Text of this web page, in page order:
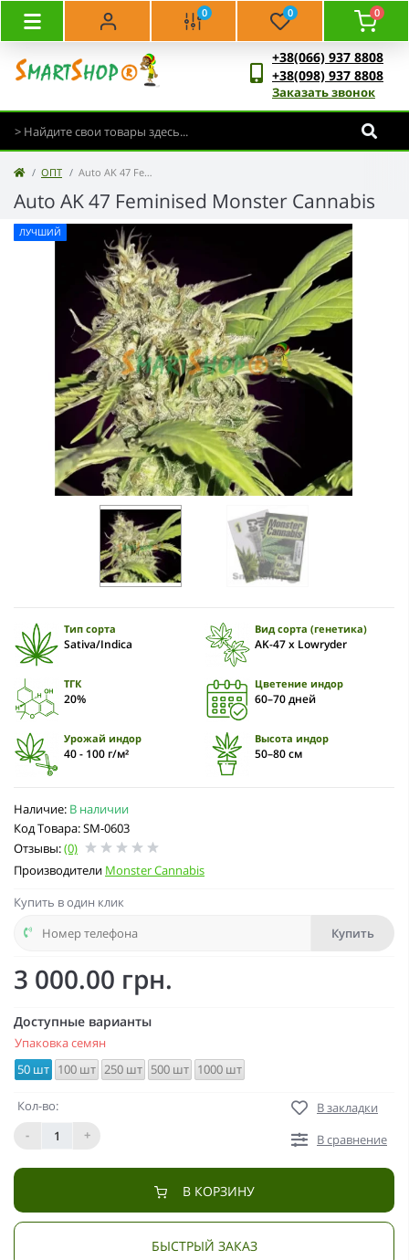
0 0 0
+38(066) 937 8808
+38(098) 937 8808
Заказать звонок
ОПТ Auto AK 47 Feminised Monster Cannabis (50 шт)
Auto AK 47 Feminised Monster Cannabis
Наличие: В наличии
Код Товара: SM-0603
Отзывы:(0)
Производители Monster Cannabis
ЛУЧШИЙ
Тип сорта
Sativa/Indica
Вид сорта (генетика)
AK-47 x Lowryder
ТГК
20%
Цветение индор
60–70 дней
Урожай индор
40 - 100 г/м²
Высота индор
50–80 см
Купить в один клик
Купить
3 000.00 грн.
Доступные варианты
Упаковка семян
50 шт 100 шт 250 шт 500 шт 1000 шт
Кол-во:
-
+
В закладки
В сравнение
В КОРЗИНУ
БЫСТРЫЙ ЗАКАЗ